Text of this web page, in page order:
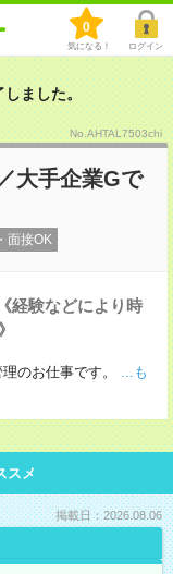
0
気になる！ ログイン
ました。
No.AHTAL7503chi
大手企業Gで
面接OK
経験などにより時
のお仕事です。
...も
スメ
掲載日：2026.08.06